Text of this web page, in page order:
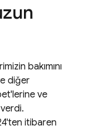
bakımını
diğer
ve
itibaren